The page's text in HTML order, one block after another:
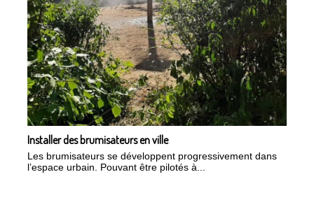
Installer des brumisateurs en ville
Les brumisateurs se développent progressivement dans
l’espace urbain. Pouvant être pilotés à...